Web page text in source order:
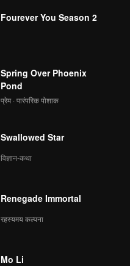
Fourever You Season 2
Spring Over Phoenix
Pond
प्रेम · पारंपरिक पोशाक
Swallowed Star
विज्ञान-कथा
Renegade Immortal
रहस्यमय कल्पना
Mo Li